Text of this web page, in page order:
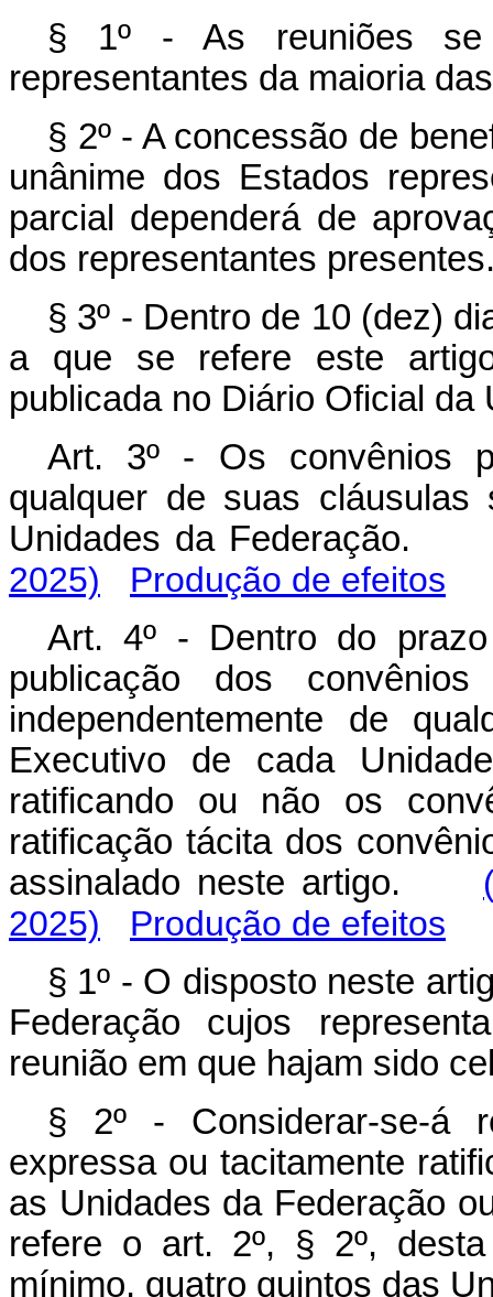
§ 1º - As reuniões se
representantes da maioria
§ 2º - A concessão de
unânime dos Estados
parcial dependerá de
dos representantes
§ 3º - Dentro de 10 (dez)
a que se refere este
publicada no Diário Oficial da
Art. 3º - Os convênios
qualquer de suas
Unidades da
2025)
Produção de efeitos
Art. 4º - Dentro do
publicação dos
independentemente de
Executivo de cada
ratificando ou não os
ratificação tácita dos
assinalado neste artigo.
2025)
Produção de efeitos
§ 1º - O disposto neste
Federação cujos
reunião em que hajam sido
§ 2º - Considerar-se-á
expressa ou tacitamente
as Unidades da Federação
refere o art. 2º, § 2º,
mínimo, quatro quintos das